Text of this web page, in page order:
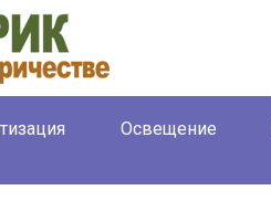
Освещение